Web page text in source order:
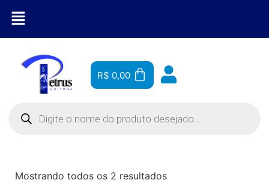
R$ 0,00
Mostrando todos os 2 resultados